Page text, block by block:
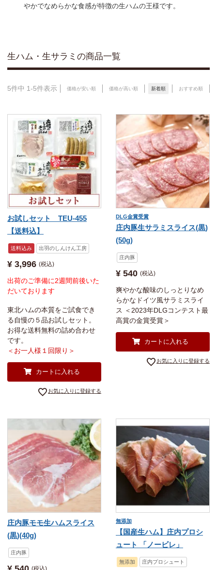
やかでなめらかな食感が特徴の生ハムの王様です。
生ハム・生サラミの商品一覧
価格が安い順 価格が高い順 新着順 おすすめ順
5件中 1-5件表示
お試しセット TEU-455
【送料込】
送料込み 出羽のしんけん工房
¥ 3,996 税込
出荷のご準備に2週間前後いた
だいております
東北ハムの本質をご試食でき
る自慢の５品お試しセット。
お得な送料無料の詰め合わせ
です。
＜お一人様１回限り＞
カートに入れる
お気に入りに登録する
DLG金賞受賞
庄内豚生サラミスライス(黒)
(50g)
庄内豚
¥ 540 税込
爽やかな酸味のしっとりなめ
らかなドイツ風サラミスライ
ス ＜2023年DLGコンテスト最
高賞の金賞受賞＞
カートに入れる
お気に入りに登録する
庄内豚モモ生ハムスライス
(黒)(40g)
庄内豚
無添加
【国産生ハム】庄内プロシ
ュート 「ノービレ」
無添加 庄内プロシュート